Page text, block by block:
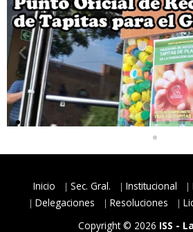
Inicio Sec. Gral. Institucional
Delegaciones
Resoluciones
Copyright © 2026 ISS -